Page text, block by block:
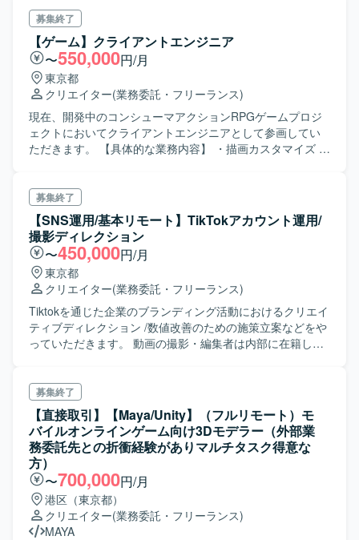
募集終了
【ゲーム】クライアントエンジニア
〜550,000円/月
東京都
クリエイター(業務委託・フリーランス)
現在、開発中のコンシューマアクションRPGゲームプロジ
ェクトにおいてクライアントエンジニアとして参画してい
ただきます。 【具体的な業務内容】 ・描画カスタマイズ ・
募集終了
【SNS運用/基本リモート】TikTokアカウント運用/
撮影ディレクション
〜450,000円/月
東京都
クリエイター(業務委託・フリーランス)
Tiktokを通じた企業のブランディング活動におけるクリエイ
ティブディレクション /数値改善のための施策立案などをや
っていただきます。 動画の撮影・編集者は内部に在籍して
のコンサルというよりかは、数値を改善するための施策を
打てる方を募集しており、動画編集者よりもクリエイティ
ブディレクターを希望しているので、自分で手を動かして
動画編集したい方はアンマッチかと思います。 新規のプロ
ジェクトになるので、業務内容は不確定要素が多いです
が、お互い方針や進め方を擦り合わせながら進めていけれ
ばと思います。
募集終了
【直接取引】【Maya/Unity】（フルリモート）モ
バイルオンラインゲーム向け3Dモデラー（外部業
務委託先との折衝経験がありマルチタスク得意な
方）
〜700,000円/月
港区（東京都）
クリエイター(業務委託・フリーランス)
MAYA